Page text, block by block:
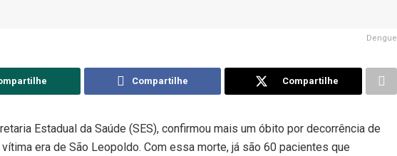
Dengue
Compartilhe Compartilhe
Estadual da Saúde (SES), confirmou mais um óbito por decorrência de
era de São Leopoldo. Com essa morte, já são 60 pacientes que